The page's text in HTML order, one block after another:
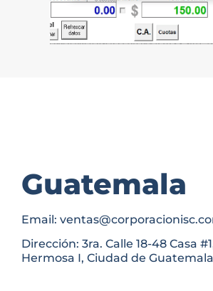
Guatemala
Email:
Dirección: 3ra. Calle 18-48 Casa
Hermosa I, Ciudad de